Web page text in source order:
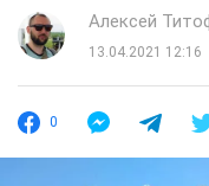
Алексей
13.04.2021 12:16
0